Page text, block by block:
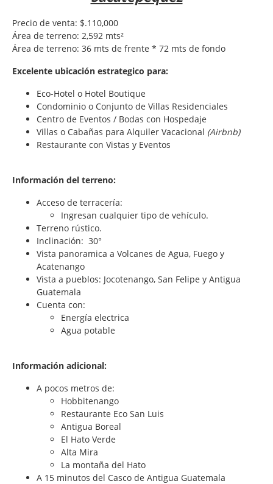
Precio de venta: $.110,000
Área de terreno: 2,592 mts²
Área de terreno: 36 mts de frente * 72 mts de fondo
Excelente ubicación estrategico para:
Eco-Hotel o Hotel Boutique
Condominio o Conjunto de Villas Residenciales
Centro de Eventos / Bodas con Hospedaje
Villas o Cabañas para Alquiler Vacacional (Airbnb)
Restaurante con Vistas y Eventos
Información del terreno:
Acceso de terracería:
Ingresan cualquier tipo de vehículo.
Terreno rústico.
Inclinación: 30°
Vista panoramica a Volcanes de Agua, Fuego y
Acatenango
Vista a pueblos: Jocotenango, San Felipe y Antigua
Guatemala
Cuenta con:
Energía electrica
Agua potable
Información adicional:
A pocos metros de:
Hobbitenango
Restaurante Eco San Luis
Antigua Boreal
El Hato Verde
Alta Mira
La montaña del Hato
A 15 minutos del Casco de Antigua Guatemala